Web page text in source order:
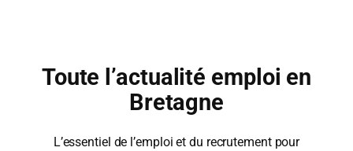
Toute l’actualité emploi en
Bretagne
L’essentiel de l’emploi et du recrutement pour